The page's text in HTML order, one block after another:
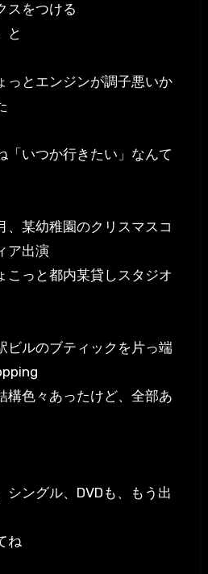
スをつける
と
っとエンジンが調子悪いか
「いつか行きたい」なんて
、某幼稚園のクリスマスコ
ア出演
こっと都内某貸しスタジオ
ビルのブティックを片っ端
構色々あったけど、全部あ
シングル、DVDも、もう出
ね